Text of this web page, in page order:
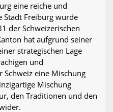
eine reiche und
Stadt Freiburg wurde
der Schweizerischen
hat aufgrund seiner
strategischen Lage
und
Schweiz eine Mischung
Mischung
den Traditionen und den